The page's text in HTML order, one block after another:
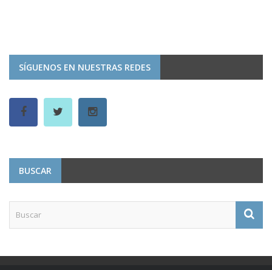
SÍGUENOS EN NUESTRAS REDES
BUSCAR